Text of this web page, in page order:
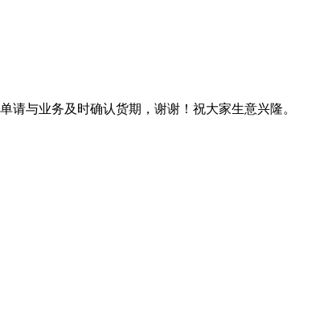
请与业务及时确认货期，谢谢！祝大家生意兴隆。